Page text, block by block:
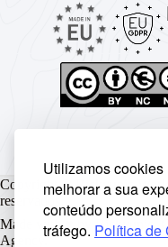
Utilizamos
melhorar a sua
conteúdo
tráfego. Política de
Copyright © Rickyunic
reservados.
Made with ♥ by Rickyunic .
Agency .